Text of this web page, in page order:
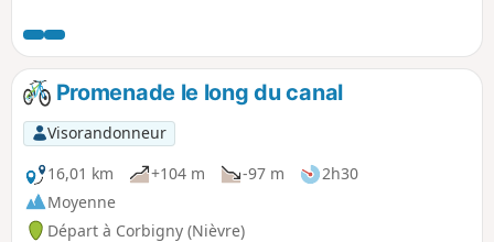
Promenade le long du canal
Visorandonneur
16,01 km
+104 m -97 m
2h30
Moyenne
Départ à Corbigny (Nièvre)